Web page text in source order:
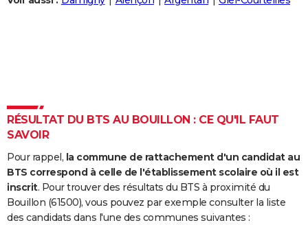
Carte de Noël
Carte Bonne année
Carte Saint-Valentin
Carte Pâques
Carte d'anniversaire
Dictionnaire
Biographies
Citations
Expressions
Proverbes
PROGRAMME TV
COPAINS D'AVANT
S'inscrire
Se connecter
Lycées
Collèges
Primaires
Universités
Entreprises
Service militaire
Avis de recherche
AVIS DE DÉCÈS
RÉSULTAT DU BTS AU BOUILLON : CE QU'IL FAUT
SAVOIR
Pour rappel, la commune de rattachement d'un candidat au
BTS correspond à celle de l'établissement scolaire où il est
inscrit. Pour trouver des résultats du BTS à proximité du
Bouillon (61500), vous pouvez par exemple consulter la liste
des candidats dans l'une des communes suivantes :